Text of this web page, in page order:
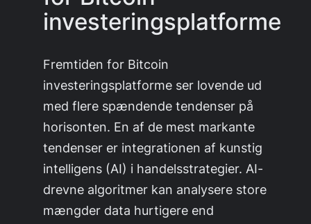
investeringsplatforme
Fremtiden for Bitcoin
investeringsplatforme ser lovende ud
med flere spændende tendenser på
horisonten. En af de mest markante
tendenser er integrationen af kunstig
intelligens (AI) i handelsstrategier. AI-
drevne algoritmer kan analysere store
mængder data hurtigere end